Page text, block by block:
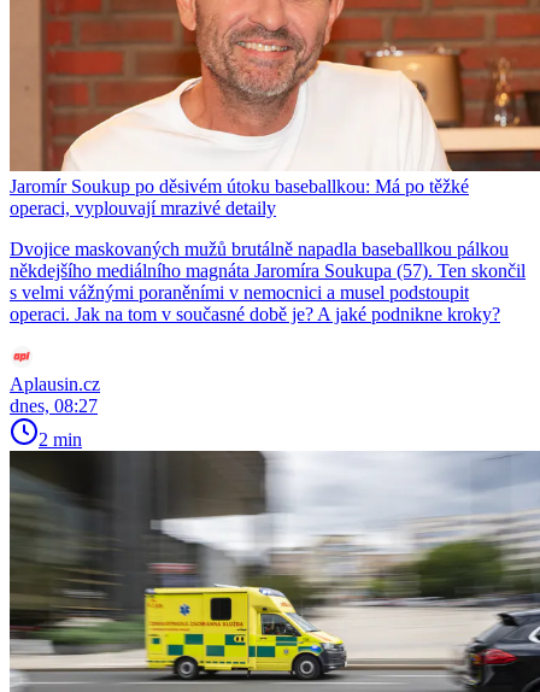
Jaromír Soukup po děsivém útoku baseballkou: Má po těžké
operaci, vyplouvají mrazivé detaily
Dvojice maskovaných mužů brutálně napadla baseballkou pálkou
někdejšího mediálního magnáta Jaromíra Soukupa (57). Ten skončil
s velmi vážnými poraněními v nemocnici a musel podstoupit
operaci. Jak na tom v současné době je? A jaké podnikne kroky?
Aplausin.cz
dnes, 08:27
2 min